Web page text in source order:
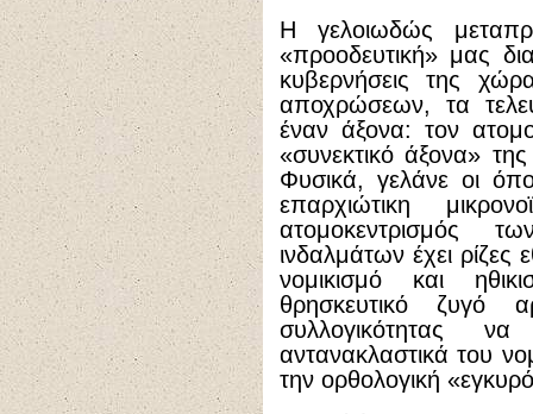
H γελοιωδώς
«προοδευτική» μας
κυβερνήσεις της
αποχρώσεων, τα
έναν άξονα: τον
«συνεκτικό άξονα»
Φυσικά, γελάνε οι
επαρχιώτικη
ατομοκεντρισμός
ινδαλμάτων έχει
νομικισμό και
θρησκευτικό ζυγό
συλλογικότητας
αντανακλαστικά του
την ορθολογική